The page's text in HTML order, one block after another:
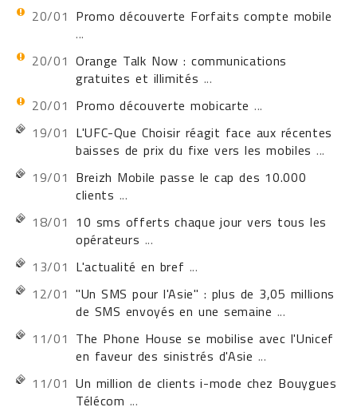
20/01 Promo découverte Forfaits compte mobile
...
20/01 Orange Talk Now : communications
gratuites et illimités ...
20/01 Promo découverte mobicarte ...
19/01 L'UFC-Que Choisir réagit face aux récentes
baisses de prix du fixe vers les mobiles ...
19/01 Breizh Mobile passe le cap des 10.000
clients ...
18/01 10 sms offerts chaque jour vers tous les
opérateurs ...
13/01 L'actualité en bref ...
12/01 "Un SMS pour l'Asie" : plus de 3,05 millions
de SMS envoyés en une semaine ...
11/01 The Phone House se mobilise avec l'Unicef
en faveur des sinistrés d'Asie ...
11/01 Un million de clients i-mode chez Bouygues
Télécom ...